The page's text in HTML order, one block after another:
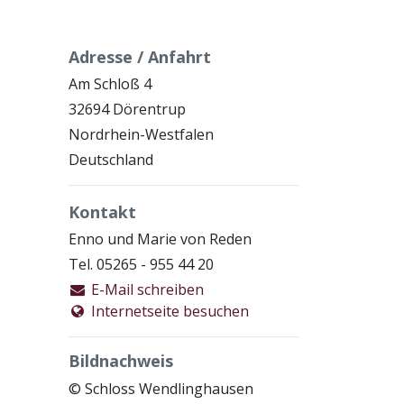
Adresse / Anfahrt
Am Schloß 4
32694 Dörentrup
Nordrhein-Westfalen
Deutschland
Kontakt
Enno und Marie von Reden
Tel. 05265 - 955 44 20
E-Mail schreiben
Internetseite besuchen
Bildnachweis
© Schloss Wendlinghausen